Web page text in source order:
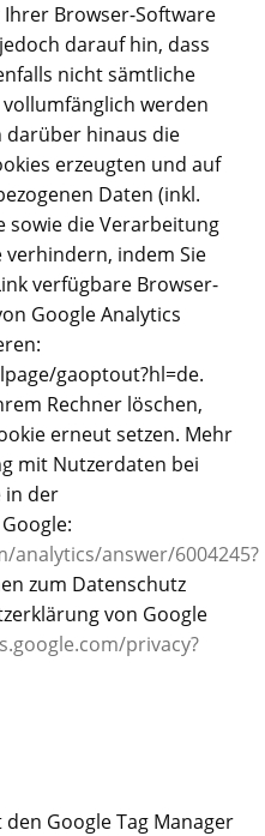
Browser-Software
darauf hin, dass
nicht sämtliche
werden
darüber hinaus die
erzeugten und auf
Daten (inkl.
sowie die Verarbeitung
indem Sie
verfügbare Browser-
Google Analytics
gaoptout?hl=de.
Rechner löschen,
erneut setzen. Mehr
mit Nutzerdaten bei
in der
answer/6004245?
zum Datenschutz
von Google
privacy?
Google Tag Manager